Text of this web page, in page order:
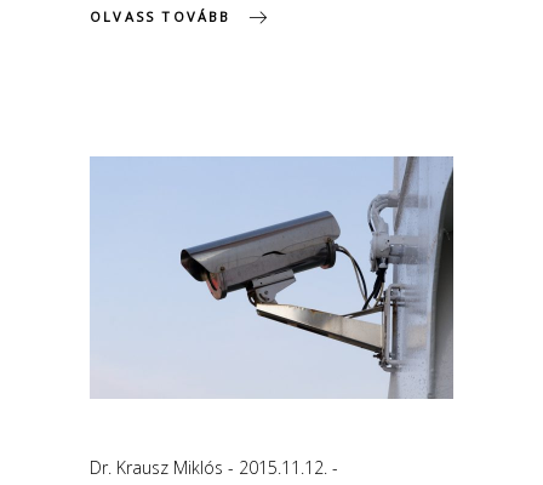
OLVASS TOVÁBB
Dr. Krausz Miklós 2015.11.12.